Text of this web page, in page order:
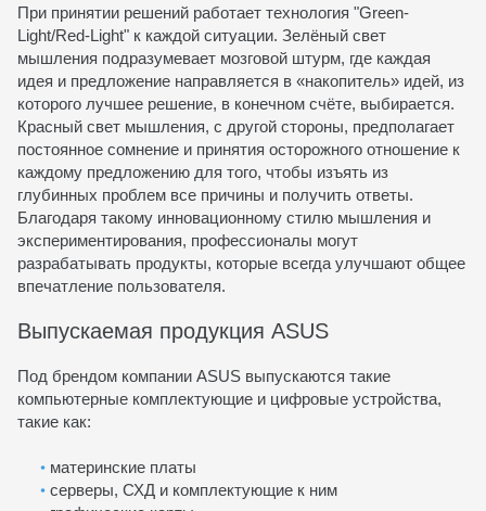
При принятии решений работает технология "Green-
Light/Red-Light" к каждой ситуации. Зелёный свет
мышления подразумевает мозговой штурм, где каждая
идея и предложение направляется в «накопитель» идей, из
которого лучшее решение, в конечном счёте, выбирается.
Красный свет мышления, с другой стороны, предполагает
постоянное сомнение и принятия осторожного отношение к
каждому предложению для того, чтобы изъять из
глубинных проблем все причины и получить ответы.
Благодаря такому инновационному стилю мышления и
экспериментирования, профессионалы могут
разрабатывать продукты, которые всегда улучшают общее
впечатление пользователя.
Выпускаемая продукция ASUS
Под брендом компании ASUS выпускаются такие
компьютерные комплектующие и цифровые устройства,
такие как:
материнские платы
серверы, СХД и комплектующие к ним